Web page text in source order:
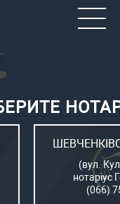
(вул.
нотаріус
(066)